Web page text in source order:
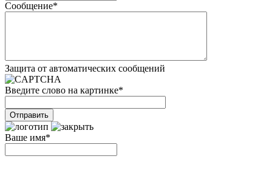
Сообщение*
Защита от автоматических сообщений
Введите слово на картинке*
Ваше имя*